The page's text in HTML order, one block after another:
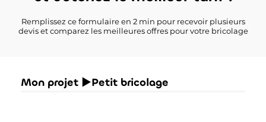
Remplissez ce formulaire en 2 min pour recevoir plusieurs
devis et comparez les meilleures offres pour votre bricolage
Mon projet ►Petit bricolage